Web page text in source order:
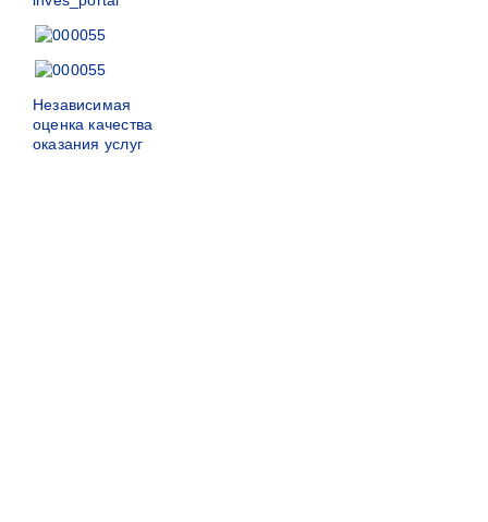
Независимая
оценка качества
оказания услуг